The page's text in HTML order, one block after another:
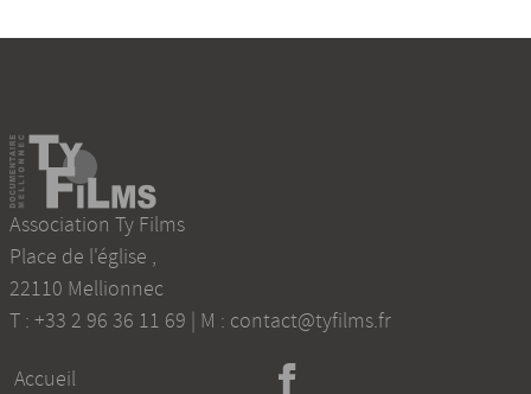
Association Ty Films
Place de l'église ,
22110 Mellionnec
T : +33 2 96 36 11 69 | M : contact@tyfilms.fr
Accueil